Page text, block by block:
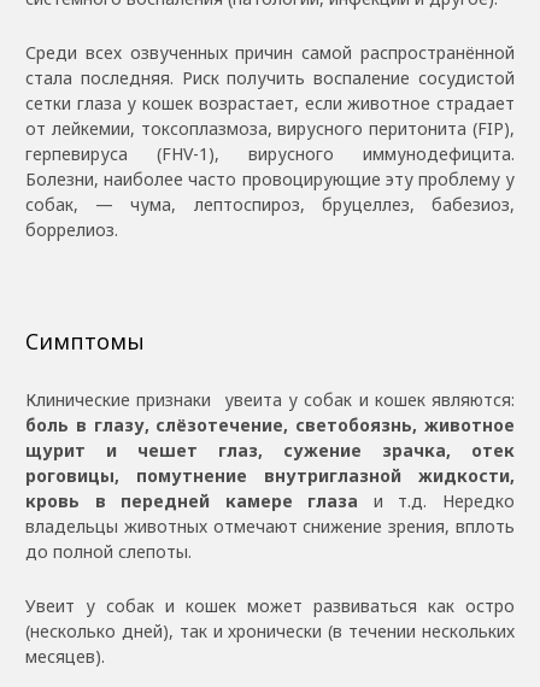
Среди всех озвученных причин самой распространённой
стала последняя. Риск получить воспаление сосудистой
сетки глаза у кошек возрастает, если животное страдает
от лейкемии, токсоплазмоза, вирусного перитонита (FIP),
герпевируса (FHV-1), вирусного иммунодефицита.
Болезни, наиболее часто провоцирующие эту проблему у
собак, — чума, лептоспироз, бруцеллез, бабезиоз,
боррелиоз.
Симптомы
Клинические признаки увеита у собак и кошек являются:
боль в глазу, слёзотечение, светобоязнь, животное
щурит и чешет глаз, сужение зрачка, отек
роговицы, помутнение внутриглазной жидкости,
кровь в передней камере глаза и т.д. Нередко
владельцы животных отмечают снижение зрения, вплоть
до полной слепоты.
Увеит у собак и кошек может развиваться как остро
(несколько дней), так и хронически (в течении нескольких
месяцев).